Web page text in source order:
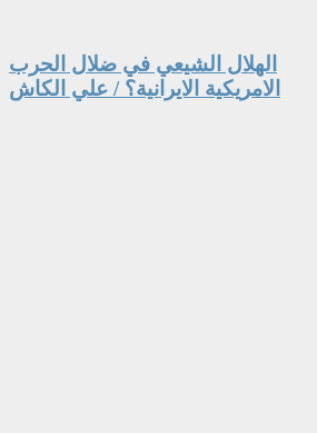
الهلال الشيعي في ضلال الحرب
الامريكية الايرانية؟ / علي الكاش